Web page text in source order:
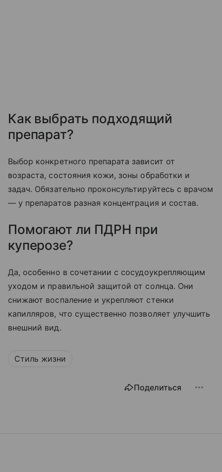
Как выбрать подходящий
препарат?
Выбор конкретного препарата зависит от
возраста, состояния кожи, зоны обработки и
задач. Обязательно проконсультируйтесь с врачом
— у препаратов разная концентрация и состав.
Помогают ли ПДРН при
куперозе?
Да, особенно в сочетании с сосудоукрепляющим
уходом и правильной защитой от солнца. Они
снижают воспаление и укрепляют стенки
капилляров, что существенно позволяет улучшить
внешний вид.
Стиль жизни
Поделиться